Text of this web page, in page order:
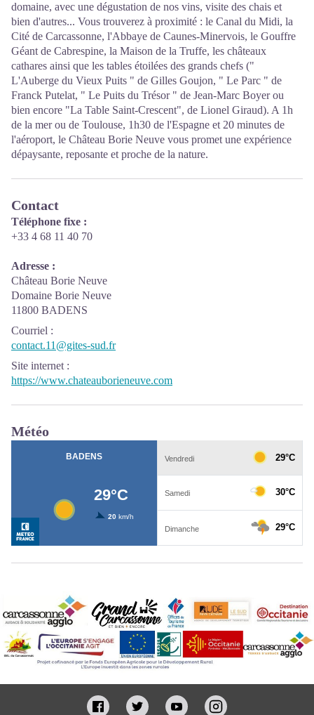
domaine, avec une dégustation de nos vins, visite des chais et
bien d'autres... Vous trouverez à proximité : le Canal du Midi, la
Cité de Carcassonne, l'Abbaye de Caunes-Minervois, le Gouffre
Géant de Cabrespine, la Maison de la Truffe, les châteaux
cathares ainsi que les tables étoilées des grands chefs ("
L'Auberge du Vieux Puits " de Gilles Goujon, " Le Parc " de
Franck Putelat, " Le Puits du Trésor " de Jean-Marc Boyer ou
bien encore "La Table Saint-Crescent", de Lionel Giraud). A 1h
de la mer ou de Toulouse, 1h30 de l'Espagne et 20 minutes de
l'aéroport, le Château Borie Neuve vous promet une expérience
dépaysante, reposante et proche de la nature.
Contact
Téléphone fixe :
+33 4 68 11 40 70
Adresse :
Château Borie Neuve
Domaine Borie Neuve
11800 BADENS
Courriel :
contact.11@gites-sud.fr
Site internet :
https://www.chateauborieneuve.com
Météo